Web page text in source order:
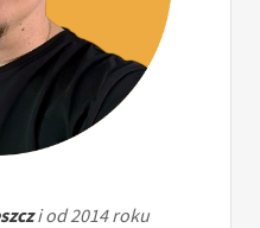
i od 2014 roku